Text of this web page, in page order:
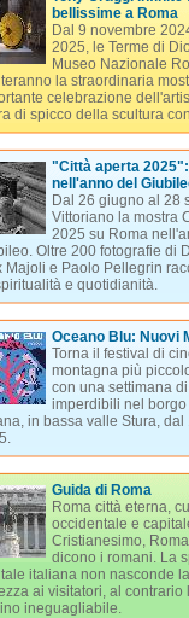
bellissime a Roma
Dal 9 novembre
2025, le Terme di
Museo Nazionale
la straordinaria
celebrazione
di spicco della scultura
"Città aperta
nell'anno del
Dal 26 giugno al 28
Vittoriano la mostra
2025 su Roma
Oltre 200 fotografie di
Majoli e Paolo Pellegrin
e quotidianità.
Oceano Blu: Nuovi
Torna il festival di
montagna più
con una settimana
imperdibili nel
in bassa valle Stura, dal
Guida di Roma
Roma città eterna,
occidentale e
Cristianesimo,
dicono i romani. La
italiana non nasconde
ai visitatori, al contrario
ineguagliabile.